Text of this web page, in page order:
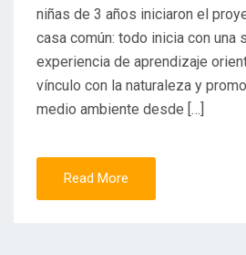
niñas de 3 años iniciaron el
casa común: todo inicia con una
experiencia de aprendizaje
vínculo con la naturaleza y
medio ambiente desde […]
Read More